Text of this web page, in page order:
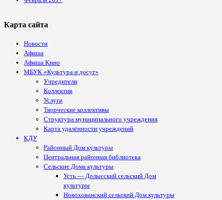
Карта сайта
Новости
Афиша
Афиша Кино
МБУК «Культура и досуг»
Учредители
Коллектив
Услуги
Творческие коллективы
Структура муниципального учреждения
Карта удалённости учреждений
КДУ
Районный Дом культуры
Центральная районная библиотека
Сельские Дома культуры
Усть — Долысский сельский Дом
культуры
Новохованский сельский Дом культуры